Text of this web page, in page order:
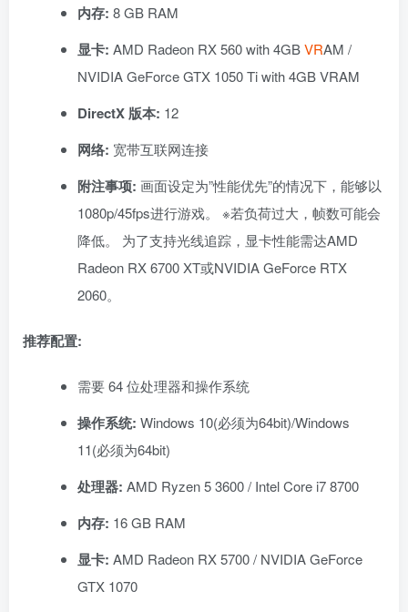
内存: 8 GB RAM
显卡: AMD Radeon RX 560 with 4GBVRAM /
NVIDIA GeForce GTX 1050 Ti with 4GB VRAM
DirectX 版本: 12
网络: 宽带互联网连接
附注事项: 画面设定为”性能优先”的情况下，能够以
1080p/45fps进行游戏。 ※若负荷过大，帧数可能会
降低。 为了支持光线追踪，显卡性能需达AMD
Radeon RX 6700 XT或NVIDIA GeForce RTX
2060。
推荐配置:
需要 64 位处理器和操作系统
操作系统: Windows 10(必须为64bit)/Windows
11(必须为64bit)
处理器: AMD Ryzen 5 3600 / Intel Core i7 8700
内存: 16 GB RAM
显卡: AMD Radeon RX 5700 / NVIDIA GeForce
GTX 1070